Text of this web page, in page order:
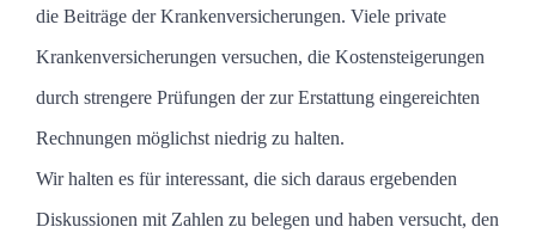
die Beiträge der Krankenversicherungen. Viele private
Krankenversicherungen versuchen, die Kostensteigerungen
durch strengere Prüfungen der zur Erstattung eingereichten
Rechnungen möglichst niedrig zu halten.
Wir halten es für interessant, die sich daraus ergebenden
Diskussionen mit Zahlen zu belegen und haben versucht, den